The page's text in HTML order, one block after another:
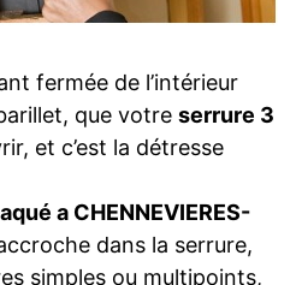
fermée de l’intérieur
que votre serrure 3
et c’est la détresse
a CHENNEVIERES-
dans la serrure,
simples ou multipoints,